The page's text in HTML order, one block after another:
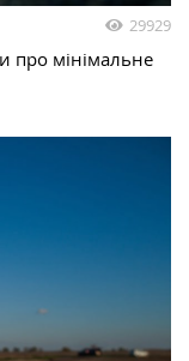
29929
про мінімальне